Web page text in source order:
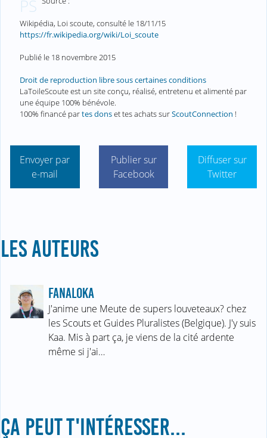
PS
Wikipédia, Loi scoute, consulté le 18/11/15
https://fr.wikipedia.org/wiki/Loi_scoute
Publié le 18 novembre 2015
Droit de reproduction libre sous certaines conditions
LaToileScoute est un site conçu, réalisé, entretenu et alimenté par
une équipe 100% bénévole.
100% financé partes donset tes achats surScoutConnection !
Envoyer par
e-mail
Publier sur
Facebook
Diffuser sur
Twitter
LES AUTEURS
FANALOKA
J'anime une Meute de supers louveteaux? chez
les Scouts et Guides Pluralistes (Belgique). J'y suis
Kaa. Mis à part ça, je viens de la cité ardente
même si j'ai…
ÇA PEUT T'INTÉRESSER...